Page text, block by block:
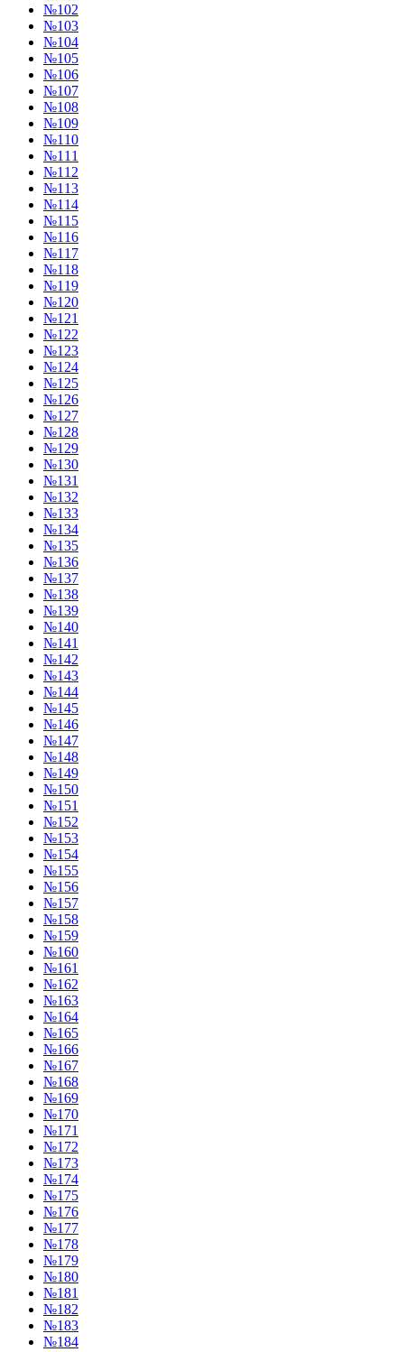
№102
№103
№104
№105
№106
№107
№108
№109
№110
№111
№112
№113
№114
№115
№116
№117
№118
№119
№120
№121
№122
№123
№124
№125
№126
№127
№128
№129
№130
№131
№132
№133
№134
№135
№136
№137
№138
№139
№140
№141
№142
№143
№144
№145
№146
№147
№148
№149
№150
№151
№152
№153
№154
№155
№156
№157
№158
№159
№160
№161
№162
№163
№164
№165
№166
№167
№168
№169
№170
№171
№172
№173
№174
№175
№176
№177
№178
№179
№180
№181
№182
№183
№184